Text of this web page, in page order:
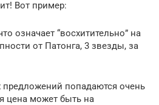
Вот пример:
означает “восхитительно” на
от Патонга, 3 звезды, за
попадаются очень
цена может быть на